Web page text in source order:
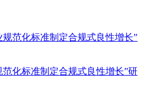
化标准制定合规式良性增长”研